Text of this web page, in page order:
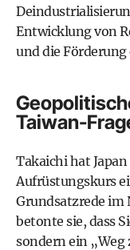
Entwicklung von
und die
Taiwan-
Takaichi hat
Aufrüstungskurs
Grundsatzrede im
betonte sie, dass
sondern ein „Weg